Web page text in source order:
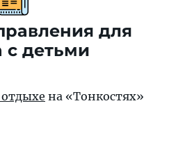
для
с детьми
отдыхе на «Тонкостях»